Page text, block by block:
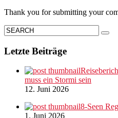
Thank you for submitting your
Letzte Beiträge
muss ein Stormi sein
12. Juni 2026
8-Seen
1. Juni 2026